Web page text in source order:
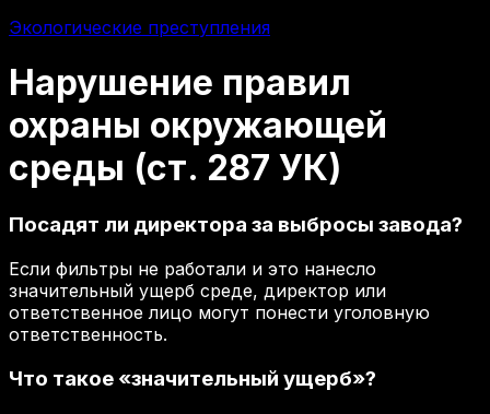
Экологические преступления
Нарушение правил
охраны окружающей
среды (ст. 287 УК)
Посадят ли директора за выбросы завода?
Если фильтры не работали и это нанесло
значительный ущерб среде, директор или
ответственное лицо могут понести уголовную
ответственность.
Что такое «значительный ущерб»?